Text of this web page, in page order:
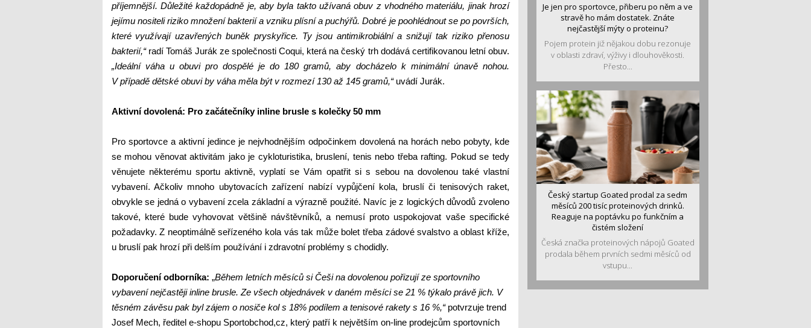
příjemnější. Důležité každopádně je, aby byla takto užívaná obuv z vhodného materiálu, jinak hrozí
jejímu nositeli riziko množení bakterií a vzniku plísní a puchýřů. Dobré je poohlédnout se po površích,
které využívají uzavřených buněk pryskyřice. Ty jsou antimikrobiální a snižují tak riziko přenosu
bakterií,“radí Tomáš Jurák ze společnosti Coqui, která na český trh dodává certifikovanou letní obuv.
„Ideální váha u obuvi pro dospělé je do 180 gramů, aby docházelo k minimální únavě nohou.
V případě dětské obuvi by váha měla být v rozmezí 130 až 145 gramů,“ uvádí Jurák.
Aktivní dovolená: Pro začátečníky inline brusle s kolečky 50 mm
Pro sportovce a aktivní jedince je nejvhodnějším odpočinkem dovolená na horách nebo pobyty, kde
se mohou věnovat aktivitám jako je cykloturistika, bruslení, tenis nebo třeba rafting. Pokud se tedy
věnujete některému sportu aktivně, vyplatí se Vám opatřit si s sebou na dovolenou také vlastní
vybavení. Ačkoliv mnoho ubytovacích zařízení nabízí vypůjčení kola, bruslí či tenisových raket,
obvykle se jedná o vybavení zcela základní a výrazně použité. Navíc je z logických důvodů zvoleno
takové, které bude vyhovovat většině návštěvníků, a nemusí proto uspokojovat vaše specifické
požadavky. Z neoptimálně seřízeného kola vás tak může bolet třeba zádové svalstvo a oblast kříže,
u bruslí pak hrozí při delším používání i zdravotní problémy s chodidly.
Doporučení odborníka: „Během letních měsíců si Češi na dovolenou pořizují ze sportovního
vybavení nejčastěji inline brusle. Ze všech objednávek v daném měsíci se 21 % týkalo právě jich. V
těsném závěsu pak byl zájem o nosiče kol s 18% podílem a tenisové rakety s 16 %,“potvrzuje trend
Josef Mech, ředitel e-shopu Sportobchod,cz, který patří k největším on-line prodejcům sportovních
Je jen pro sportovce, přiberu po něm a ve
stravě ho mám dostatek. Znáte
nejčastější mýty o proteinu?
Pojem protein již nějakou dobu rezonuje
v oblasti zdraví, výživy i dlouhověkosti.
Přesto...
Český startup Goated prodal za sedm
měsíců 200 tisíc proteinových drinků.
Reaguje na poptávku po funkčním a
čistém složení
Česká značka proteinových nápojů Goated
prodala během prvních sedmi měsíců od
vstupu...